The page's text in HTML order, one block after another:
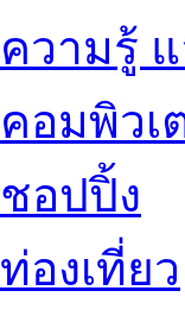
ความรู้
คอมพิวเ
ชอปปิ้ง
ท่องเที่ยว